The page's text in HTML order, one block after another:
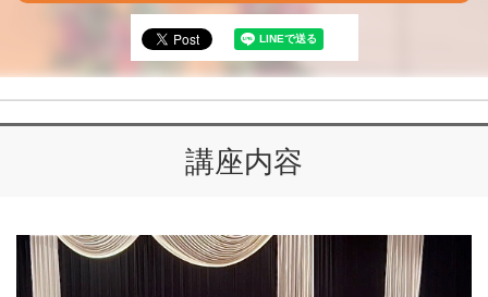
講座内容